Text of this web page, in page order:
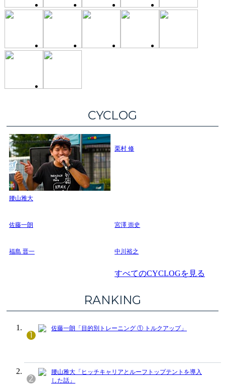
CYCLOG
腰山雅大
栗村 修
佐藤一朗 宮澤 崇史
福島 晋一 中川裕之
すべてのCYCLOGを見る
RANKING
1
佐藤一朗「目的別トレーニング ① トルクアップ」
2
腰山雅大「ヒッチキャリアとルーフトップテントを導入
した話」